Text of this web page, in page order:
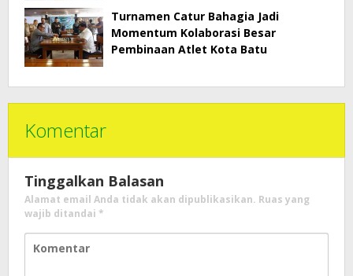
Turnamen Catur Bahagia Jadi
Momentum Kolaborasi Besar
Pembinaan Atlet Kota Batu
Komentar
Tinggalkan Balasan
Alamat email Anda tidak akan dipublikasikan. Ruas yang
wajib ditandai *